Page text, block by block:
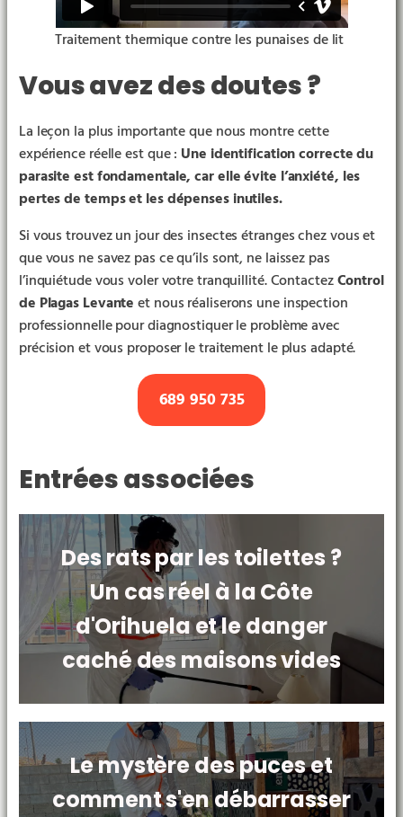
Traitement thermique contre les punaises de lit
Vous avez des doutes ?
La leçon la plus importante que nous montre cette
expérience réelle est que : Une identification correcte du
parasite est fondamentale, car elle évite l’anxiété, les
pertes de temps et les dépenses inutiles.
Si vous trouvez un jour des insectes étranges chez vous et
que vous ne savez pas ce qu’ils sont, ne laissez pas
l’inquiétude vous voler votre tranquillité. ContactezControl
de Plagas Levanteet nous réaliserons une inspection
professionnelle pour diagnostiquer le problème avec
précision et vous proposer le traitement le plus adapté.
689 950 735
Entrées associées
Des rats par les toilettes ?
Un cas réel à la Côte
d'Orihuela et le danger
caché des maisons vides
Le mystère des puces et
comment s'en débarrasser